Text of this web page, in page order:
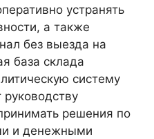
устранять
а также
без выезда на
база склада
систему
руководству
решения по
и денежными